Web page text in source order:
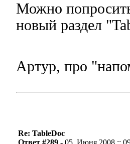
Можно
новый раздел
Артур, про
Re: TableDoc
Ответ #289 - 05. Июня 2008 ::